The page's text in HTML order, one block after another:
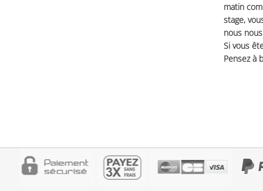
matin
stage,
nous
Si vous
Pensez à